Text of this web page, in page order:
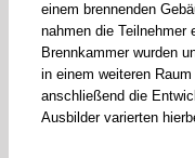
einem brennenden
nahmen die Teilnehmer
Brennkammer wurden
in einem weiteren
anschließend die
Ausbilder varierten